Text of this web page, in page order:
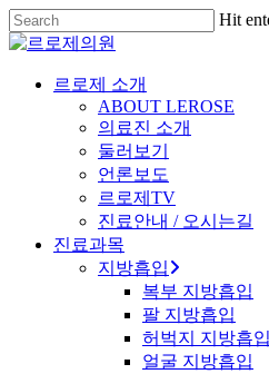
Skip
to
main
content
Hit
Close
Menu
르로제 소개
ABOUT LEROSE
의료진 소개
둘러보기
언론보도
르로제TV
진료안내 / 오시는길
진료과목
지방흡입
복부 지방흡입
팔 지방흡입
허벅지 지방흡입
얼굴 지방흡입